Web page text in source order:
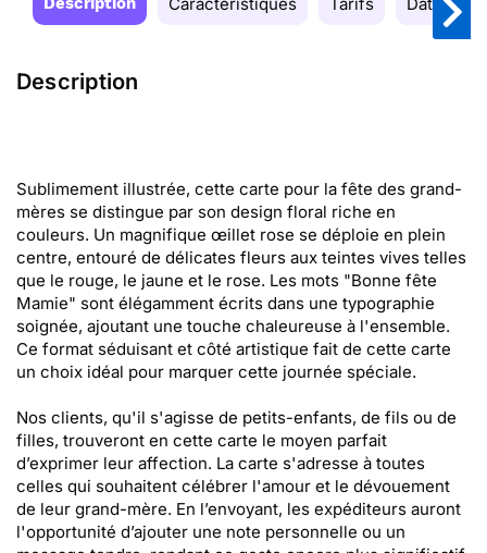
Description
Sublimement illustrée, cette carte pour la fête des grand-
mères se distingue par son design floral riche en
couleurs. Un magnifique œillet rose se déploie en plein
centre, entouré de délicates fleurs aux teintes vives telles
que le rouge, le jaune et le rose. Les mots "Bonne fête
Mamie" sont élégamment écrits dans une typographie
soignée, ajoutant une touche chaleureuse à l'ensemble.
Ce format séduisant et côté artistique fait de cette carte
un choix idéal pour marquer cette journée spéciale.
Nos clients, qu'il s'agisse de petits-enfants, de fils ou de
filles, trouveront en cette carte le moyen parfait
d’exprimer leur affection. La carte s'adresse à toutes
celles qui souhaitent célébrer l'amour et le dévouement
de leur grand-mère. En l’envoyant, les expéditeurs auront
l'opportunité d’ajouter une note personnelle ou un